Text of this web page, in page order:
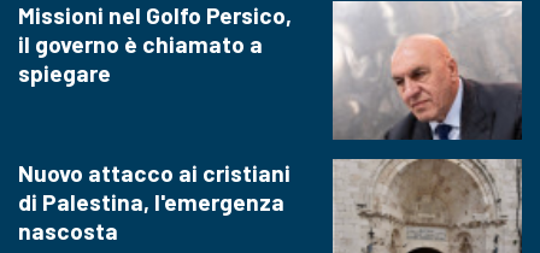
Missioni nel Golfo Persico,
il governo è chiamato a
spiegare
Nuovo attacco ai cristiani
di Palestina, l'emergenza
nascosta